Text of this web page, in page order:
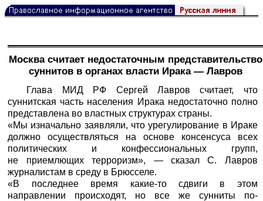
Москва считает недостаточным представительство
суннитов в органах власти Ирака — Лавров
Глава МИД РФ Сергей Лавров считает, что
суннитская часть населения Ирака недостаточно полно
представлена во властных структурах страны.
«Мы изначально заявляли, что урегулирование в Ираке
должно осуществляться на основе консенсуса всех
политических и конфессиональных групп,
не приемлющих терроризм», — сказал С. Лавров
журналистам в среду в Брюсселе.
«В последнее время какие-то сдвиги в этом
направлении происходят, но все же сунниты по-